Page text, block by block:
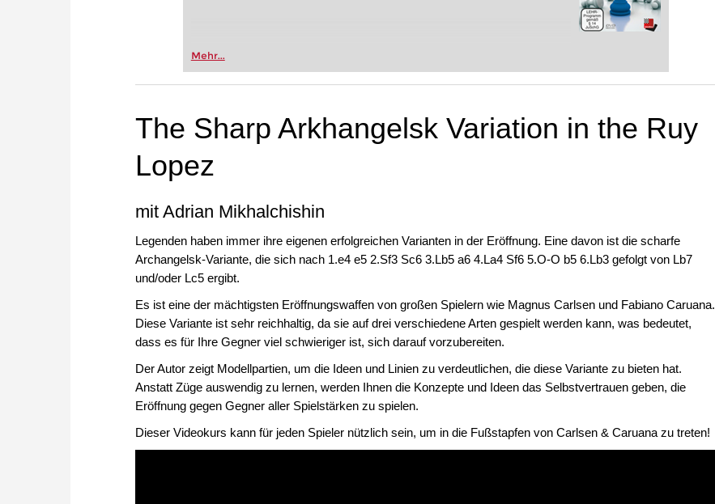
Mehr...
The Sharp Arkhangelsk Variation in the Ruy
Lopez
mit Adrian Mikhalchishin
Legenden haben immer ihre eigenen erfolgreichen Varianten in der Eröffnung. Eine davon ist die scharfe
Archangelsk-Variante, die sich nach 1.e4 e5 2.Sf3 Sc6 3.Lb5 a6 4.La4 Sf6 5.O-O b5 6.Lb3 gefolgt von Lb7
und/oder Lc5 ergibt.
Es ist eine der mächtigsten Eröffnungswaffen von großen Spielern wie Magnus Carlsen und Fabiano Caruana.
Diese Variante ist sehr reichhaltig, da sie auf drei verschiedene Arten gespielt werden kann, was bedeutet,
dass es für Ihre Gegner viel schwieriger ist, sich darauf vorzubereiten.
Der Autor zeigt Modellpartien, um die Ideen und Linien zu verdeutlichen, die diese Variante zu bieten hat.
Anstatt Züge auswendig zu lernen, werden Ihnen die Konzepte und Ideen das Selbstvertrauen geben, die
Eröffnung gegen Gegner aller Spielstärken zu spielen.
Dieser Videokurs kann für jeden Spieler nützlich sein, um in die Fußstapfen von Carlsen & Caruana zu treten!